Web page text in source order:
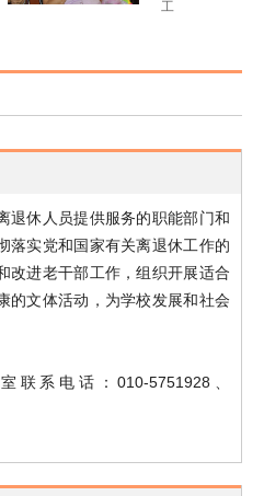
织
工
编
活
退休人员提供服务的职能部门和
落实党和国家有关离退休工作的
改进老干部工作，组织开展适合
的文体活动，为学校发展和社会
系电话：010-5751928、